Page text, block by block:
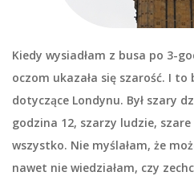
Kiedy wysiadłam z busa po 3-
oczom ukazała się szarość. I to
dotyczące Londynu. Był szary
godzina 12, szarzy ludzie,
wszystko. Nie myślałam, że
nawet nie wiedziałam, czy